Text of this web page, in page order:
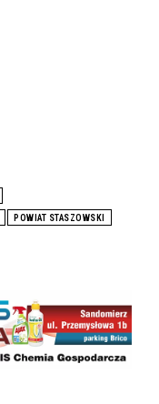
POWIAT STASZOWSKI